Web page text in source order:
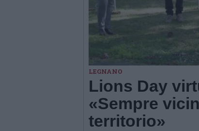
LEGNANO
Lions Day
«Sempre
territorio»